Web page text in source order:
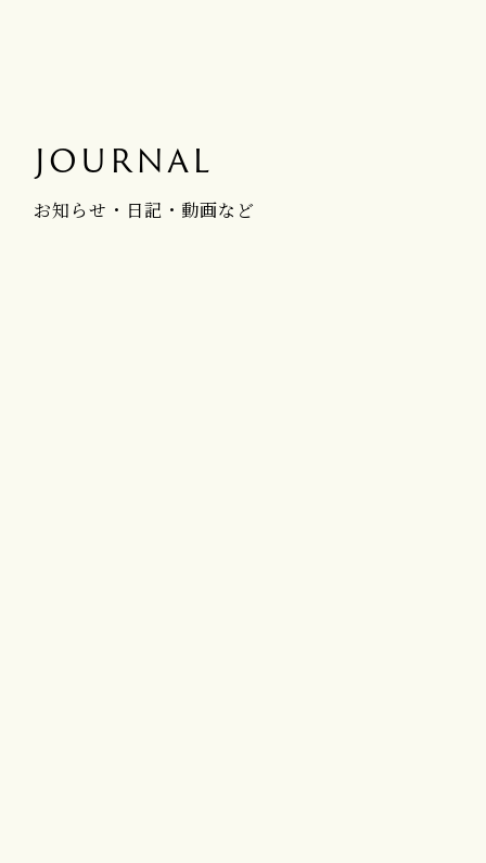
JOURNAL
お知らせ・日記・動画など